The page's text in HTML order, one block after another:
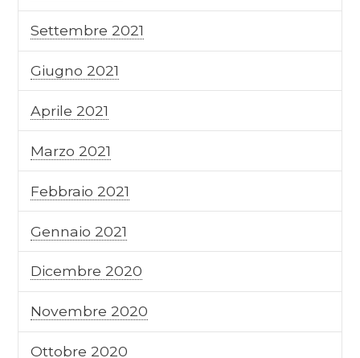
Settembre 2021
Giugno 2021
Aprile 2021
Marzo 2021
Febbraio 2021
Gennaio 2021
Dicembre 2020
Novembre 2020
Ottobre 2020